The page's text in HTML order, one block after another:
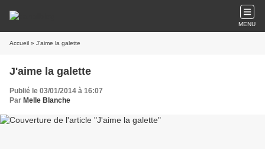
MENU
Accueil » J'aime la galette
J'aime la galette
Publié le 03/01/2014 à 16:07
Par Melle Blanche